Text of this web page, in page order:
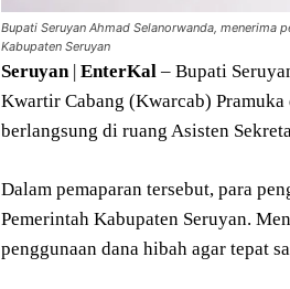
Bupati Seruyan Ahmad Selanorwanda, menerima
Kabupaten Seruyan
Seruyan | EnterKal – Bupati
Kwartir Cabang (Kwarcab)
berlangsung di ruang Asisten
Dalam pemaparan tersebut, para
Pemerintah Kabupaten Seruyan.
penggunaan dana hibah agar tepat